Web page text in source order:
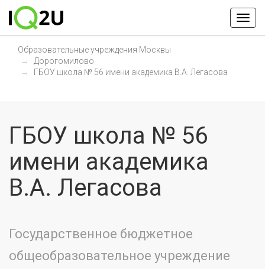
Образовательные учреждения Москвы
Дорогомилово
ГБОУ школа № 56 имени академика В.А. Легасова
ГБОУ школа № 56
имени академика
В.А. Легасова
Государственное бюджетное
общеобразовательное учреждение